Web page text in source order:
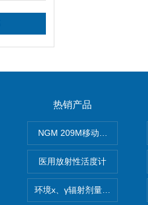
热销产品
NGM 209M移动式惰性气体
医用放射性活度计
环境x、γ辐射剂量率仪